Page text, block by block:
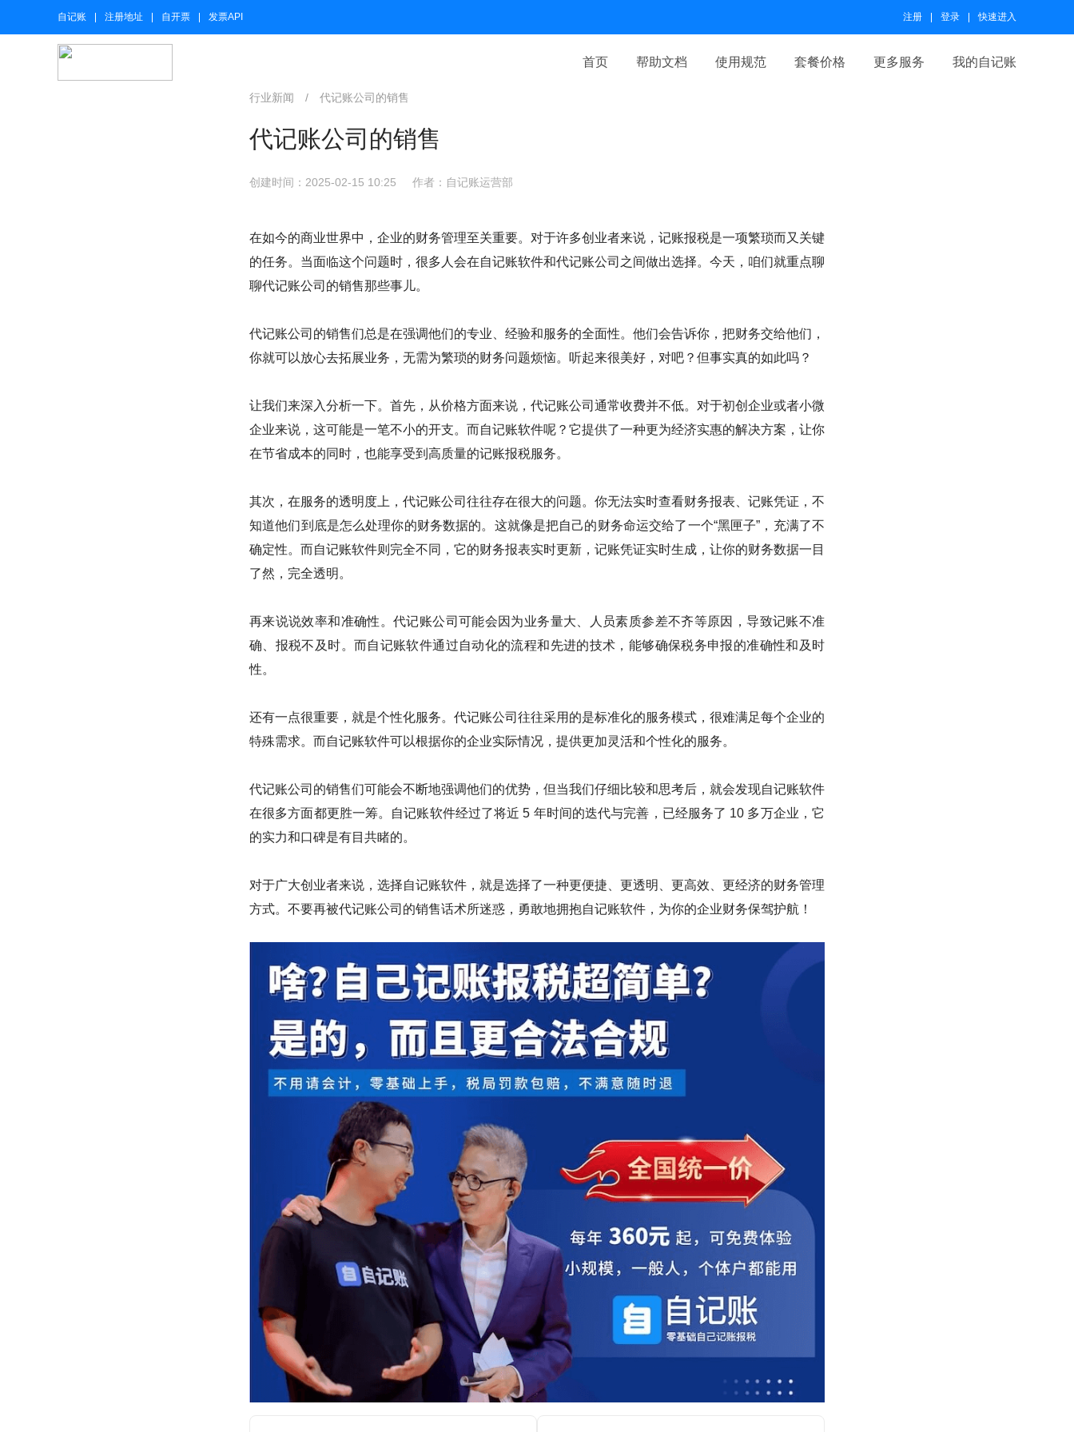
自记账 注册地址 自开票 发票API 注册 登录 快速进入
首页 帮助文档 使用规范 套餐价格 更多服务 我的自记账
行业新闻 / 代记账公司的销售
代记账公司的销售
创建时间：2025-02-15 10:25 作者：自记账运营部
在如今的商业世界中，企业的财务管理至关重要。对于许多创业者来说，记账报税是一项繁琐而又关键
的任务。当面临这个问题时，很多人会在自记账软件和代记账公司之间做出选择。今天，咱们就重点聊
聊代记账公司的销售那些事儿。
代记账公司的销售们总是在强调他们的专业、经验和服务的全面性。他们会告诉你，把财务交给他们，
你就可以放心去拓展业务，无需为繁琐的财务问题烦恼。听起来很美好，对吧？但事实真的如此吗？
让我们来深入分析一下。首先，从价格方面来说，代记账公司通常收费并不低。对于初创企业或者小微
企业来说，这可能是一笔不小的开支。而自记账软件呢？它提供了一种更为经济实惠的解决方案，让你
在节省成本的同时，也能享受到高质量的记账报税服务。
其次，在服务的透明度上，代记账公司往往存在很大的问题。你无法实时查看财务报表、记账凭证，不
知道他们到底是怎么处理你的财务数据的。这就像是把自己的财务命运交给了一个“黑匣子”，充满了不
确定性。而自记账软件则完全不同，它的财务报表实时更新，记账凭证实时生成，让你的财务数据一目
了然，完全透明。
再来说说效率和准确性。代记账公司可能会因为业务量大、人员素质参差不齐等原因，导致记账不准
确、报税不及时。而自记账软件通过自动化的流程和先进的技术，能够确保税务申报的准确性和及时
性。
还有一点很重要，就是个性化服务。代记账公司往往采用的是标准化的服务模式，很难满足每个企业的
特殊需求。而自记账软件可以根据你的企业实际情况，提供更加灵活和个性化的服务。
代记账公司的销售们可能会不断地强调他们的优势，但当我们仔细比较和思考后，就会发现自记账软件
在很多方面都更胜一筹。自记账软件经过了将近 5 年时间的迭代与完善，已经服务了 10 多万企业，它
的实力和口碑是有目共睹的。
对于广大创业者来说，选择自记账软件，就是选择了一种更便捷、更透明、更高效、更经济的财务管理
方式。不要再被代记账公司的销售话术所迷惑，勇敢地拥抱自记账软件，为你的企业财务保驾护航！